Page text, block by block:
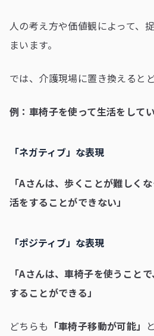
人の考え方や価値観によって、
まいます。
では、介護現場に置き換えると
例：車椅子を使って生活をして
「ネガティブ」な表現
「Aさんは、歩くことが難しく
活をすることができない」
「ポジティブ」な表現
「Aさんは、車椅子を使うこと
することができる」
どちらも 「車椅子移動が可能」